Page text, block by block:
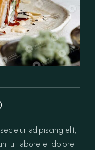
adipiscing elit,
ut labore et dolore